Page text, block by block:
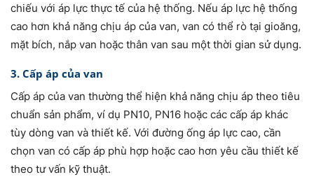
chiếu với áp lực thực tế của hệ thống. Nếu áp lực hệ thống
cao hơn khả năng chịu áp của van, van có thể rò tại gioăng,
mặt bích, nắp van hoặc thân van sau một thời gian sử dụng.
3. Cấp áp của van
Cấp áp của van thường thể hiện khả năng chịu áp theo tiêu
chuẩn sản phẩm, ví dụ PN10, PN16 hoặc các cấp áp khác
tùy dòng van và thiết kế. Với đường ống áp lực cao, cần
chọn van có cấp áp phù hợp hoặc cao hơn yêu cầu thiết kế
theo tư vấn kỹ thuật.